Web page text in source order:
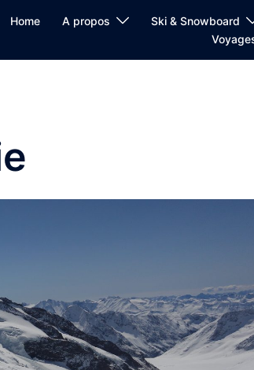
Home A propos
Ski & Snowboard